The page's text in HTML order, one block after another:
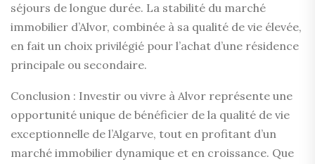
séjours de longue durée. La stabilité du marché
immobilier d’Alvor, combinée à sa qualité de vie élevée,
en fait un choix privilégié pour l’achat d’une résidence
principale ou secondaire.
Conclusion : Investir ou vivre à Alvor représente une
opportunité unique de bénéficier de la qualité de vie
exceptionnelle de l’Algarve, tout en profitant d’un
marché immobilier dynamique et en croissance. Que